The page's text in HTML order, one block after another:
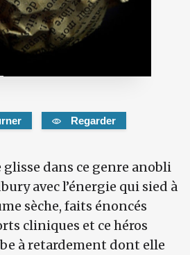
Regarder
glisse dans ce genre anobli
avec l’énergie qui sied à
sèche, faits énoncés
cliniques et ce héros
à retardement dont elle